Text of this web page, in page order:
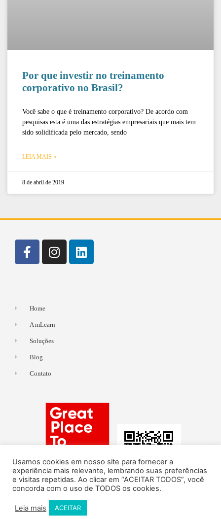
Por que investir no treinamento
corporativo no Brasil?
Você sabe o que é treinamento corporativo? De acordo com
pesquisas esta é uma das estratégias empresariais que mais tem
sido solidificada pelo mercado, sendo
LEIA MAIS »
8 de abril de 2019
Home
A mLearn
Soluções
Blog
Contato
Usamos cookies em nosso site para fornecer a
experiência mais relevante, lembrando suas preferências
e visitas repetidas. Ao clicar em “ACEITAR TODOS”, você
concorda com o uso de TODOS os cookies.
Leia mais ACEITAR